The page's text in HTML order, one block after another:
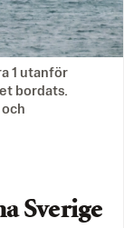
1 utanför
bordats.
Sverige